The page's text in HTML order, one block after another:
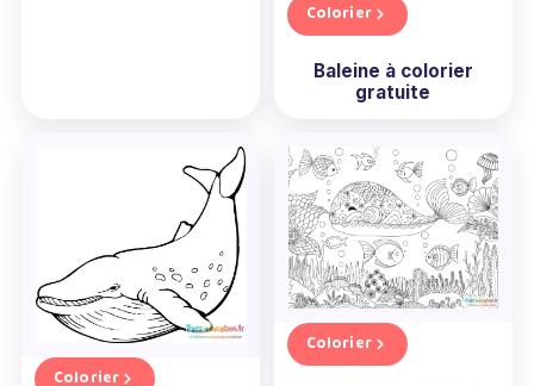
Colorier
Baleine à colorier
gratuite
Colorier
Colorier